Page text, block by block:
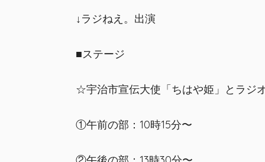
↓ラジねえ。出演
■ステージ
☆宇治市宣伝大使「ちはや姫」とラジ
①午前の部：10時15分〜